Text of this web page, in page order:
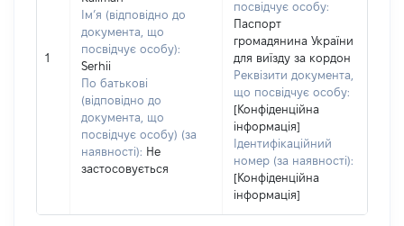
1
Ім’я (відповідно до
документа, що
посвідчує особу):
Serhii
По батькові
(відповідно до
документа, що
посвідчує особу) (за
наявності): Не
застосовується
посвідчує особу:
Паспорт
громадянина України
для виїзду за кордон
Реквізити документа,
що посвідчує особу:
[Конфіденційна
інформація]
Ідентифікаційний
номер (за наявності):
[Конфіденційна
інформація]